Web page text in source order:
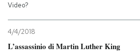
Video?
4/4/2018
L’assassinio di Martin Luther King